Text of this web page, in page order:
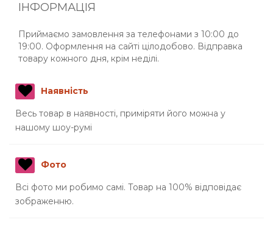
ІНФОРМАЦІЯ
Приймаємо замовлення за телефонами з 10:00 до
19:00. Оформлення на сайті цілодобово. Відправка
товару кожного дня, крім неділі.
Наявність
Весь товар в наявності, приміряти його можна у
нашому шоу-румі
Фото
Всі фото ми робимо самі. Товар на 100% відповідає
зображенню.